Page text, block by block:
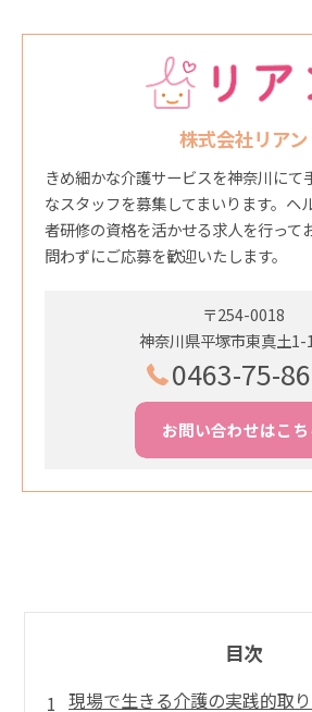
株式会社リアン
きめ細かな介護サービスを神奈川にて
なスタッフを募集してまいります。ヘ
者研修の資格を活かせる求人を行って
問わずにご応募を歓迎いたします。
〒254-0018
神奈川県平塚市東真土1-
0463-75-
お問い合わせはこち
目次
現場で生きる介護の実践的取